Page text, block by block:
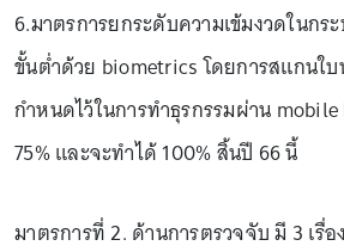
6.มาตรการยกระดับความเข้มงวดในก
ขั้นต่ำด้วย biometrics โดยการสแกนใบ
กำหนดไว้ในการทำธุรกรรมผ่าน
75% และจะทำได้ 100% สิ้นปี 66 นี้
มาตรการที่ 2. ด้านการตรวจจับ มี 3 เรื่